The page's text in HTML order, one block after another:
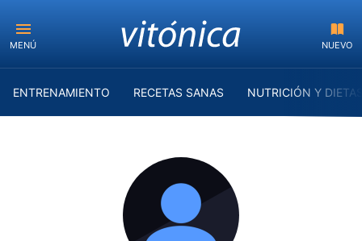
MENÚ NUEVO
ENTRENAMIENTO RECETAS SANAS NUTRICIÓN Y